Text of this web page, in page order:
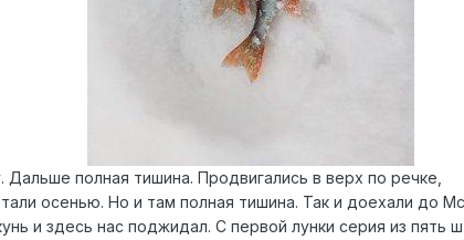
Дальше полная тишина. Продвигались в верх по речке,
осенью. Но и там полная тишина. Так и доехали до
и здесь нас поджидал. С первой лунки серия из пять